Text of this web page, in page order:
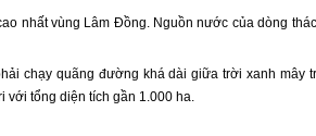
nhất vùng Lâm Đồng. Nguồn nước của dòng
chạy quãng đường khá dài giữa trời xanh mây
với tổng diện tích gần 1.000 ha.